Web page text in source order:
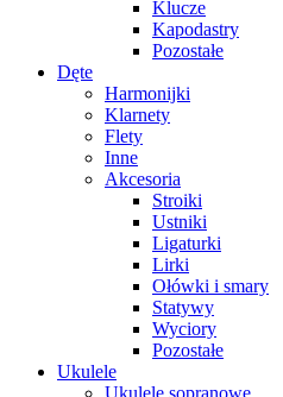
Klucze
Kapodastry
Pozostałe
Dęte
Harmonijki
Klarnety
Flety
Inne
Akcesoria
Stroiki
Ustniki
Ligaturki
Lirki
Ołówki i smary
Statywy
Wyciory
Pozostałe
Ukulele
Ukulele sopranowe